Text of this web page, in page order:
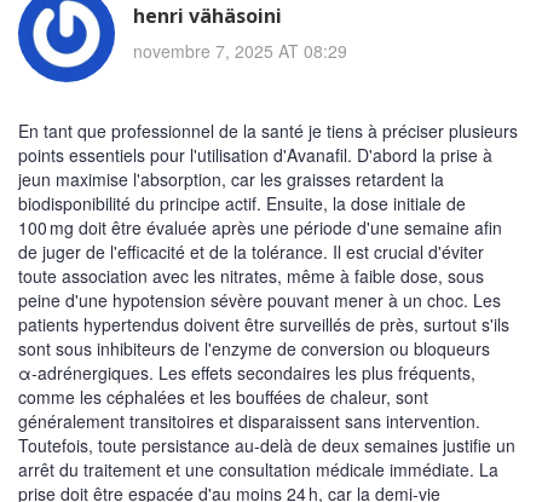
henri vähäsoini
novembre 7, 2025 AT 08:29
En tant que professionnel de la santé je tiens à préciser plusieurs
points essentiels pour l'utilisation d'Avanafil. D'abord la prise à
jeun maximise l'absorption, car les graisses retardent la
biodisponibilité du principe actif. Ensuite, la dose initiale de
100 mg doit être évaluée après une période d'une semaine afin
de juger de l'efficacité et de la tolérance. Il est crucial d'éviter
toute association avec les nitrates, même à faible dose, sous
peine d'une hypotension sévère pouvant mener à un choc. Les
patients hypertendus doivent être surveillés de près, surtout s'ils
sont sous inhibiteurs de l'enzyme de conversion ou bloqueurs
α‑adrénergiques. Les effets secondaires les plus fréquents,
comme les céphalées et les bouffées de chaleur, sont
généralement transitoires et disparaissent sans intervention.
Toutefois, toute persistance au‑delà de deux semaines justifie un
arrêt du traitement et une consultation médicale immédiate. La
prise doit être espacée d'au moins 24 h, car la demi‑vie